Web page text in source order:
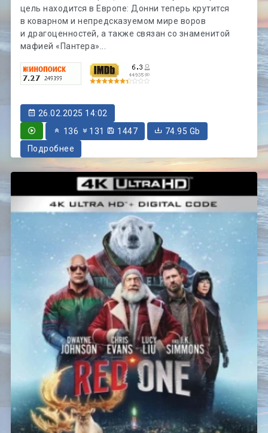
цель находится в Европе: Донни теперь крутится
в коварном и непредсказуемом мире воров
и драгоценностей, а также связан со знаменитой
мафией «Пантера»...
26.02.2025 14:02
136
131 1447
74.95 Gb
Подробнее